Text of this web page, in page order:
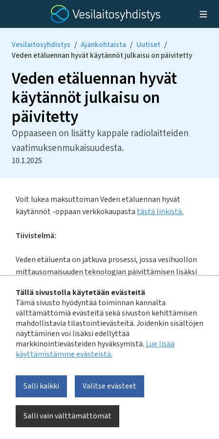
Tällä sivustolla käytetään evästeitä
Tämä sivusto hyödyntää toiminnan kannalta
välttämättömiä evästeitä sekä sivuston kehittämisen
mahdollistavia tilastointievästeitä. Joidenkin sisältöjen
näyttäminen voi lisäksi edellyttää
markkinointievästeiden hyväksymistä. Lue lisää
käyttämistämme evästeistä.​​​​​​
Salli kaikki
Salli vain välttämättömät
Valitse evästeet
Vesilaitosyhdistys / Ajankohtaista / Uutiset /
Veden etäluennan hyvät käytännöt julkaisu on päivitetty
Veden etäluennan hyvät
käytännöt julkaisu on
päivitetty
Oppaaseen on lisätty kappale radiolaitteiden
vaatimuksenmukaisuudesta.
10.1.2025
Voit lukea maksuttoman Veden etäluennan hyvät
käytännöt -oppaan verkkokaupasta tästä linkistä.
Tiivistelmä:
Veden etäluenta on jatkuva prosessi, jossa vesihuollon
mittausomaisuuden teknologian päivittämisen lisäksi
kulutustietoa. Automatisoidumman ja
kehittyneemmän laskutus- ja asiakaspalvelun lisäksi
asiakkaille voidaan tarjota myös mahdollisuus seurata
aiempaa tarkemmin omaa vedenkulutustaan sekä
toimittaa hälytyksiä esimerkiksi merkittävästi
kasvaneesta vedenkulutuksesta. Lisäksi etäluenta
tarkasteluja, kuten päivä- ja tuntikohtaisen
perustuvan verkostomallintamisen.
Etäluettavat vesimittarit toimittavat vedenkulutuksen